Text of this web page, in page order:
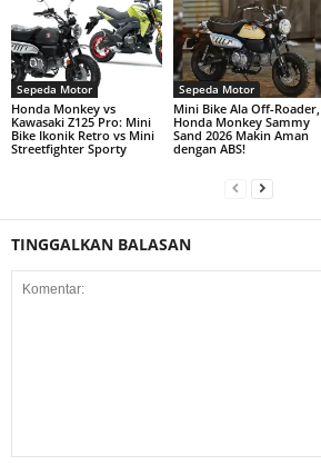
Sepeda Motor
Honda Monkey vs
Kawasaki Z125 Pro: Mini
Bike Ikonik Retro vs Mini
Streetfighter Sporty
Sepeda Motor
Mini Bike Ala Off-Roader,
Honda Monkey Sammy
Sand 2026 Makin Aman
dengan ABS!
TINGGALKAN BALASAN